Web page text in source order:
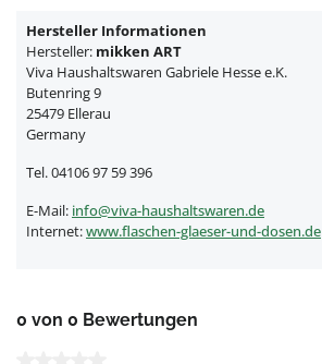
Hersteller Informationen
Hersteller: mikken ART
Viva Haushaltswaren Gabriele Hesse e.K.
Butenring 9
25479 Ellerau
Germany
Tel. 04106 97 59 396
E-Mail: info@viva-haushaltswaren.de
Internet:www.flaschen-glaeser-und-dosen.de
0 von 0 Bewertungen